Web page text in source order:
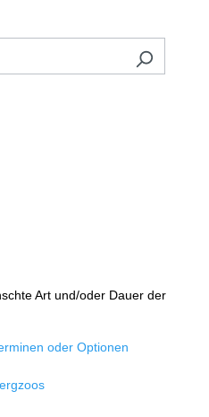
Art und/oder Dauer der
oder Optionen